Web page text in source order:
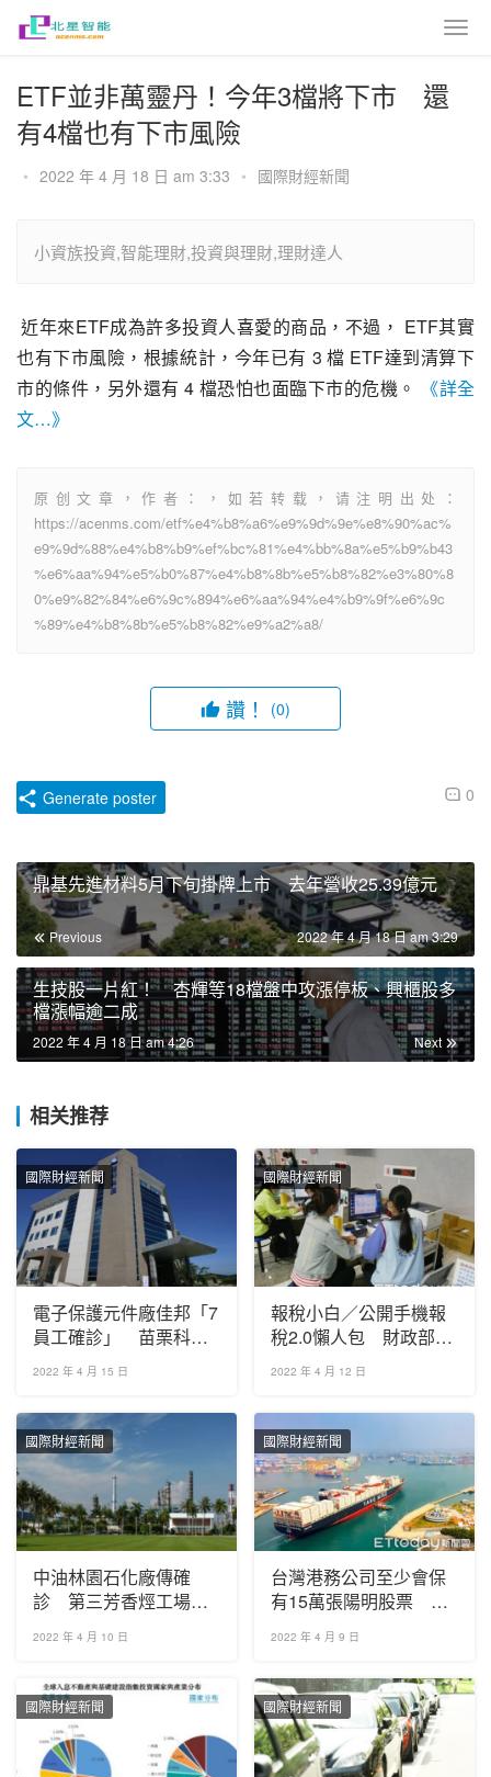
ETF並非萬靈丹！今年3檔將下市 還
有4檔也有下市風險
• 2022 年 4 月 18 日 am 3:33 • 國際財經新聞
小資族投資,智能理財,投資與理財,理財達人
近年來ETF成為許多投資人喜愛的商品，不過， ETF其實
也有下市風險，根據統計，今年已有 3 檔 ETF達到清算下
市的條件，另外還有 4 檔恐怕也面臨下市的危機。
《詳全
文…》
原创文章，作者：，如若转载，请注明出处：
https://acenms.com/etf%e4%b8%a6%e9%9d%9e%e8%90%ac%
e9%9d%88%e4%b8%b9%ef%bc%81%e4%bb%8a%e5%b9%b43
%e6%aa%94%e5%b0%87%e4%b8%8b%e5%b8%82%e3%80%8
0%e9%82%84%e6%9c%894%e6%aa%94%e4%b9%9f%e6%9c
%89%e4%b8%8b%e5%b8%82%e9%a2%a8/
讚！ (0)
0
Generate poster
鼎基先進材料5月下旬掛牌上市 去年營收25.39億元
Previous 2022 年 4 月 18 日 am 3:29
生技股一片紅！ 杏輝等18檔盤中攻漲停板、興櫃股多
檔漲幅逾二成
Next
2022 年 4 月 18 日 am 4:26
相关推荐
國際財經新聞
電子保護元件廠佳邦「7
員工確診」 苗栗科義
街工廠啟動環境清消
2022 年 4 月 15 日
國際財經新聞
報稅小白／公開手機報
稅2.0懶人包 財政部：
讓你知道在家報稅多方
2022 年 4 月 12 日
國際財經新聞
中油林園石化廠傳確
診 第三芳香烴工場停
爐檢修三天
2022 年 4 月 10 日
國際財經新聞
台灣港務公司至少會保
有15萬張陽明股票 這
次1.5萬張會堅持不賣低
價
2022 年 4 月 9 日
國際財經新聞 國際財經新聞